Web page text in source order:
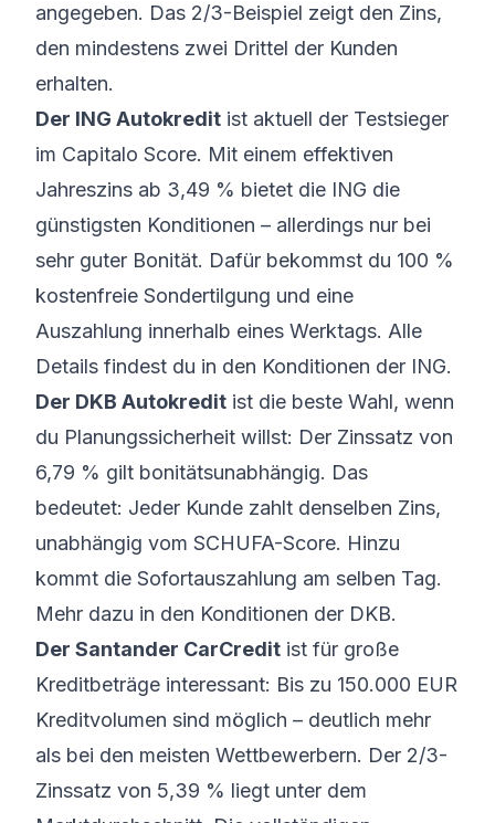
angegeben. Das 2/3-Beispiel zeigt den Zins,
den mindestens zwei Drittel der Kunden
erhalten.
Der ING Autokredit ist aktuell der Testsieger
im Capitalo Score. Mit einem effektiven
Jahreszins ab 3,49 % bietet die ING die
günstigsten Konditionen – allerdings nur bei
sehr guter Bonität. Dafür bekommst du 100 %
kostenfreie Sondertilgung und eine
Auszahlung innerhalb eines Werktags. Alle
Details findest du in den Konditionen der ING.
Der DKB Autokredit ist die beste Wahl, wenn
du Planungssicherheit willst: Der Zinssatz von
6,79 % gilt bonitätsunabhängig. Das
bedeutet: Jeder Kunde zahlt denselben Zins,
unabhängig vom SCHUFA-Score. Hinzu
kommt die Sofortauszahlung am selben Tag.
Mehr dazu in den Konditionen der DKB.
Der Santander CarCredit ist für große
Kreditbeträge interessant: Bis zu 150.000 EUR
Kreditvolumen sind möglich – deutlich mehr
als bei den meisten Wettbewerbern. Der 2/3-
Zinssatz von 5,39 % liegt unter dem